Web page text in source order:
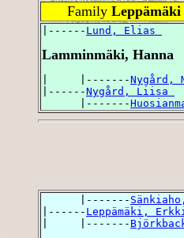
Family
|------ Lund, Elias
Lamminmäki, Hanna
|     |-------Nygård,
|------Nygård, Liisa
      |-------
      |-------
|------ Leppämäki,
|     |-------